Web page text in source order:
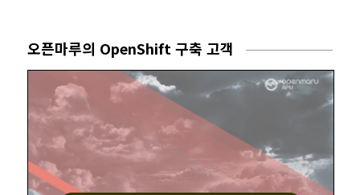
오픈마루의 OpenShift 구축 고객